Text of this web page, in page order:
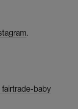
.
fairtrade-baby